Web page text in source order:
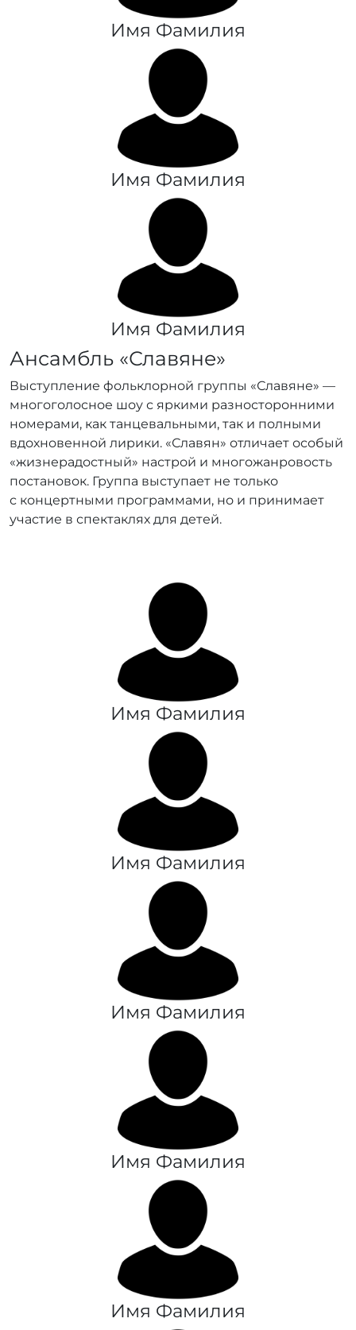
Имя Фамилия
Имя Фамилия
Имя Фамилия
Ансамбль «Славяне»
Выступление фольклорной группы «Славяне» —
многоголосное шоу с яркими разносторонними
номерами, как танцевальными, так и полными
вдохновенной лирики. «Славян» отличает особый
«жизнерадостный» настрой и многожанровость
постановок. Группа выступает не только
с концертными программами, но и принимает
участие в спектаклях для детей.
Имя Фамилия
Имя Фамилия
Имя Фамилия
Имя Фамилия
Имя Фамилия